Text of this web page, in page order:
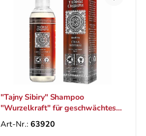
"Tajny Sibiry" Shampoo
"Wurzelkraft" für geschwächtes
und zu Haarausfall neigendes
Haarе, 300 ml
Art-Nr.: 63920